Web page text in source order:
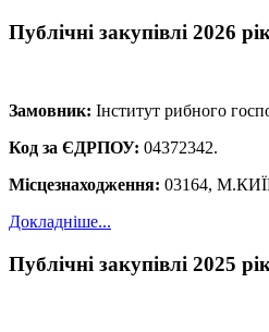
Публічні закупівлі 2026
Замовник: Інститут рибного
Код за ЄДРПОУ: 04372342.
Місцезнаходження: 03164,
Докладніше...
Публічні закупівлі 2025